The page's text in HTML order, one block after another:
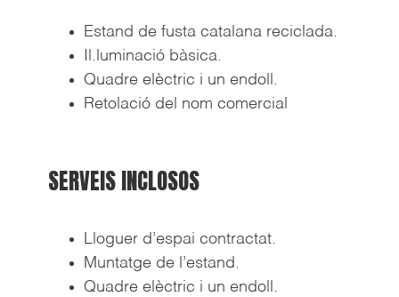
Estand de fusta catalana reciclada.
Il.luminació bàsica.
Quadre elèctric i un endoll.
Retolació del nom comercial
SERVEIS INCLOSOS
Lloguer d’espai contractat.
Muntatge de l’estand.
Quadre elèctric i un endoll.